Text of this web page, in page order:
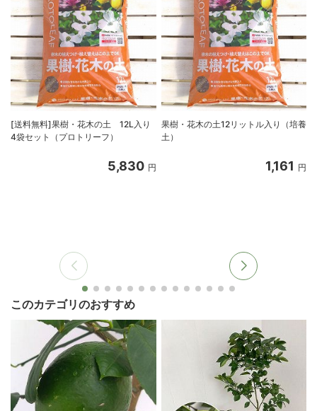
[送料無料]果樹・花木の土 12L入り
4袋セット（プロトリーフ）
5,830 円
果樹・花木の土12リットル入り（培養
土）
1,161 円
このカテゴリのおすすめ